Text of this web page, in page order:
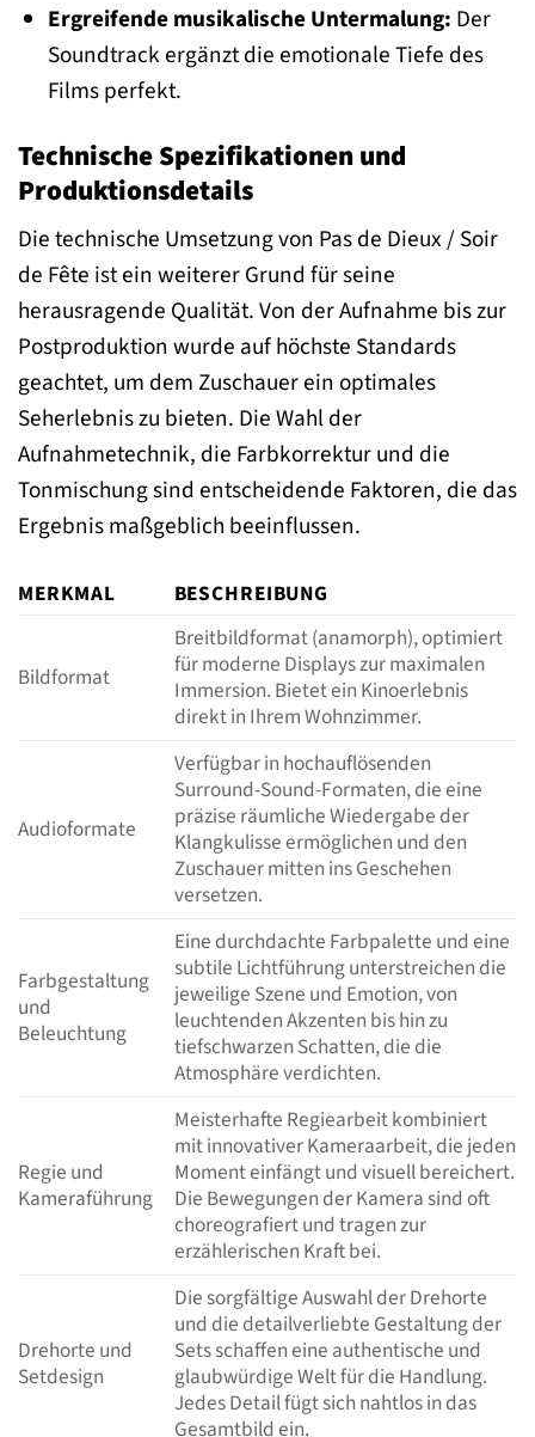
Ergreifende musikalische Untermalung: Der
Soundtrack ergänzt die emotionale Tiefe des
Films perfekt.
Technische Spezifikationen und
Produktionsdetails
Die technische Umsetzung von Pas de Dieux / Soir
de Fête ist ein weiterer Grund für seine
herausragende Qualität. Von der Aufnahme bis zur
Postproduktion wurde auf höchste Standards
geachtet, um dem Zuschauer ein optimales
Seherlebnis zu bieten. Die Wahl der
Aufnahmetechnik, die Farbkorrektur und die
Tonmischung sind entscheidende Faktoren, die das
Ergebnis maßgeblich beeinflussen.
MERKMAL BESCHREIBUNG
Bildformat
Breitbildformat (anamorph), optimiert
für moderne Displays zur maximalen
Immersion. Bietet ein Kinoerlebnis
direkt in Ihrem Wohnzimmer.
Audioformate
Verfügbar in hochauflösenden
Surround-Sound-Formaten, die eine
präzise räumliche Wiedergabe der
Klangkulisse ermöglichen und den
Zuschauer mitten ins Geschehen
versetzen.
Farbgestaltung
und
Beleuchtung
Eine durchdachte Farbpalette und eine
subtile Lichtführung unterstreichen die
jeweilige Szene und Emotion, von
leuchtenden Akzenten bis hin zu
tiefschwarzen Schatten, die die
Atmosphäre verdichten.
Regie und
Kameraführung
Meisterhafte Regiearbeit kombiniert
mit innovativer Kameraarbeit, die jeden
Moment einfängt und visuell bereichert.
Die Bewegungen der Kamera sind oft
choreografiert und tragen zur
erzählerischen Kraft bei.
Drehorte und
Setdesign
Die sorgfältige Auswahl der Drehorte
und die detailverliebte Gestaltung der
Sets schaffen eine authentische und
glaubwürdige Welt für die Handlung.
Jedes Detail fügt sich nahtlos in das
Gesamtbild ein.